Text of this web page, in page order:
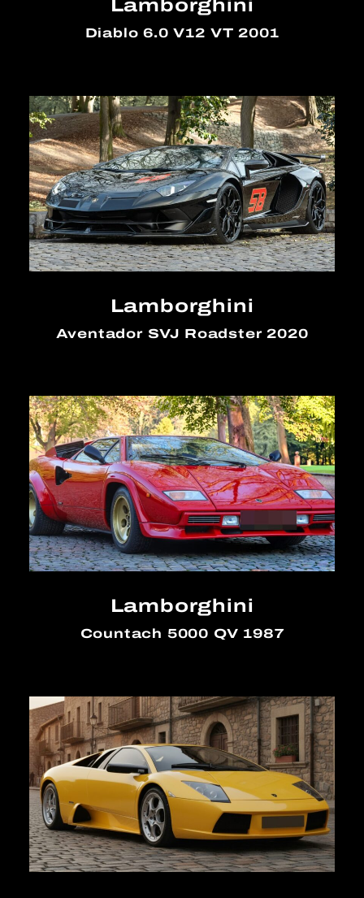
Diablo 6.0 V12 VT 2001
Lamborghini
Aventador SVJ Roadster 2020
Lamborghini
Countach 5000 QV 1987